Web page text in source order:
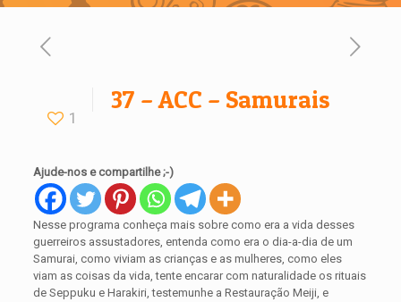
1
37 – ACC – Samurais
Ajude-nos e compartilhe ;-)
Nesse programa conheça mais sobre como era a vida desses
guerreiros assustadores, entenda como era o dia-a-dia de um
Samurai, como viviam as crianças e as mulheres, como eles
viam as coisas da vida, tente encarar com naturalidade os rituais
de Seppuku e Harakiri, testemunhe a Restauração Meiji, e